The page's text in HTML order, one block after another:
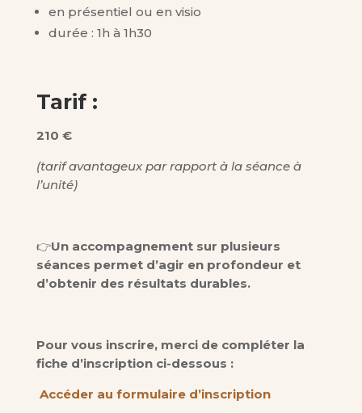
en présentiel ou en visio
durée : 1h à 1h30
Tarif :
210 €
(tarif avantageux par rapport à la séance à
l’unité)
👉Un accompagnement sur plusieurs
séances permet d’agir en profondeur et
d’obtenir des résultats durables.
Pour vous inscrire, merci de compléter la
fiche d’inscription ci-dessous :
Accéder au formulaire d’inscription